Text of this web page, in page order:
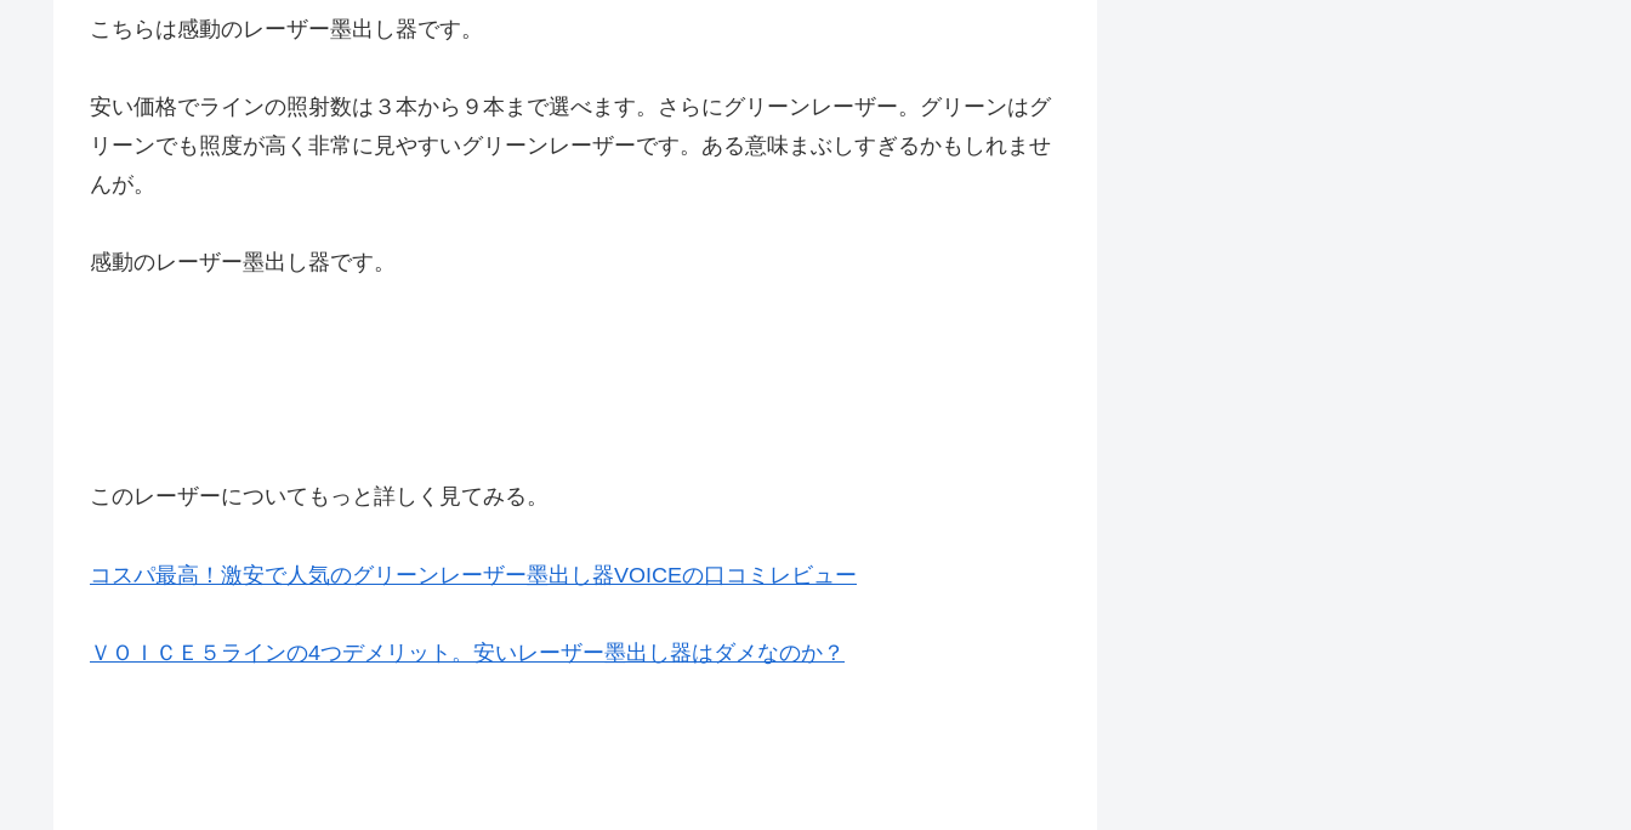
こちらは感動のレーザー墨出し器です。
安い価格でラインの照射数は３本から９本まで選べます。さらにグリーンレーザー。グリーンはグ
リーンでも照度が高く非常に見やすいグリーンレーザーです。ある意味まぶしすぎるかもしれませ
んが。
感動のレーザー墨出し器です。
このレーザーについてもっと詳しく見てみる。
コスパ最高！激安で人気のグリーンレーザー墨出し器VOICEの口コミレビュー
ＶＯＩＣＥ５ラインの4つデメリット。安いレーザー墨出し器はダメなのか？